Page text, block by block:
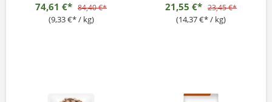
74,61 €* 84,40 €*
(9,33 €* / kg)
21,55 €* 23,45 €*
(14,37 €* / kg)